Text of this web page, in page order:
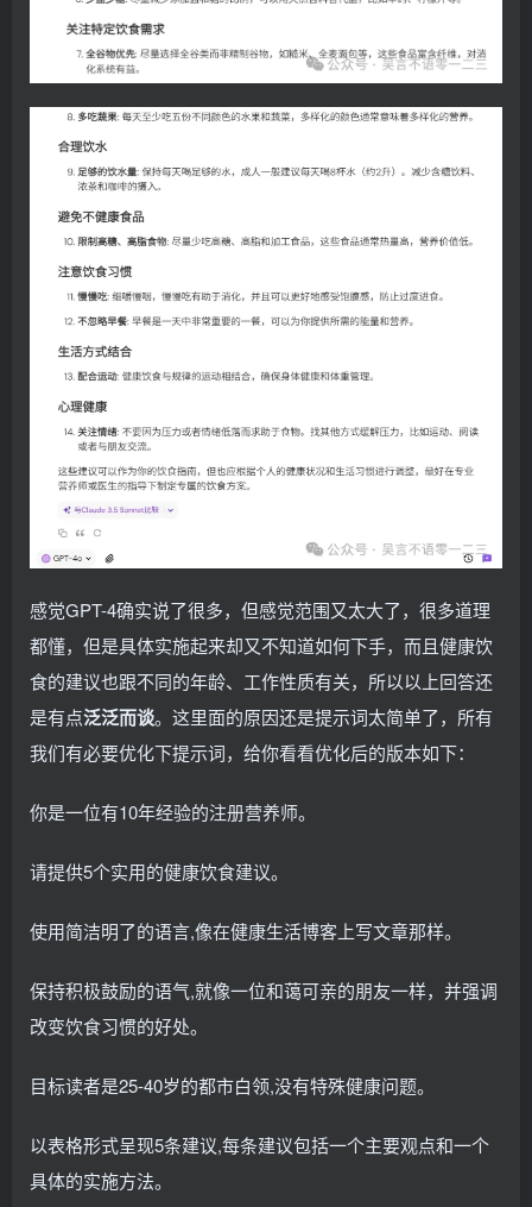
感觉GPT-4确实说了很多，但感觉范围又太大了，很多道理
都懂，但是具体实施起来却又不知道如何下手，而且健康饮
食的建议也跟不同的年龄、工作性质有关，所以以上回答还
是有点泛泛而谈。这里面的原因还是提示词太简单了，所有
我们有必要优化下提示词，给你看看优化后的版本如下：
你是一位有10年经验的注册营养师。
请提供5个实用的健康饮食建议。
使用简洁明了的语言,像在健康生活博客上写文章那样。
保持积极鼓励的语气,就像一位和蔼可亲的朋友一样，并强调
改变饮食习惯的好处。
目标读者是25-40岁的都市白领,没有特殊健康问题。
以表格形式呈现5条建议,每条建议包括一个主要观点和一个
具体的实施方法。